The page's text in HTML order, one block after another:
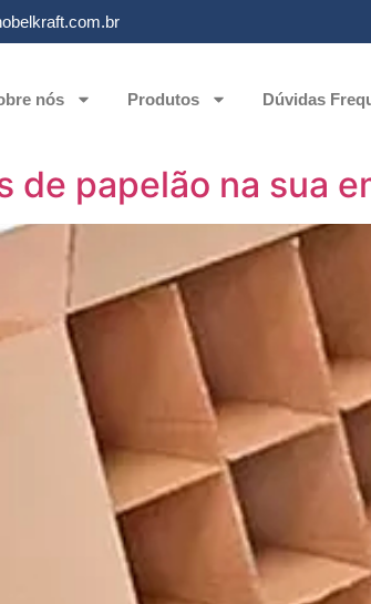
nós Produtos Dúvidas
de papelão na sua